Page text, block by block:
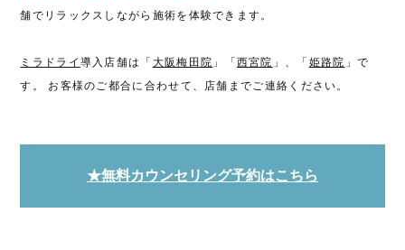
舗でリラックスしながら施術を体験できます。
ミラドライ 導入店舗は「 大阪梅田院 」「 西宮院 」、「 姫路院 」で
す。 お客様のご都合に合わせて、店舗までご連絡ください。
★無料カウンセリング予約はこちら